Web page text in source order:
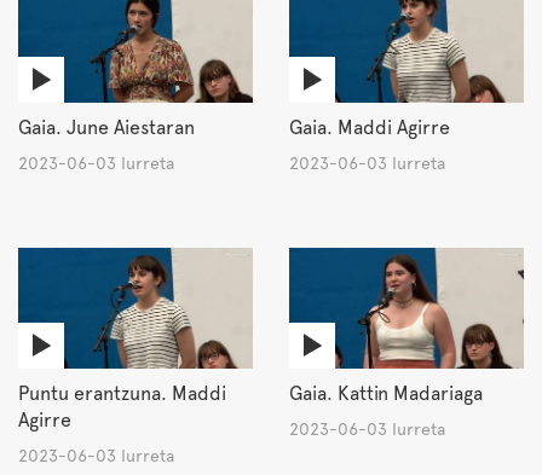
Gaia. June Aiestaran
2023-06-03 Iurreta
Gaia. Maddi Agirre
2023-06-03 Iurreta
Puntu erantzuna. Maddi
Agirre
2023-06-03 Iurreta
Gaia. Kattin Madariaga
2023-06-03 Iurreta